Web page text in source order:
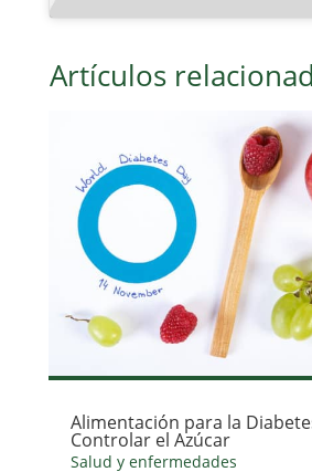
Artículos
Alimentación para la
Controlar el Azúcar
Salud y enfermedades